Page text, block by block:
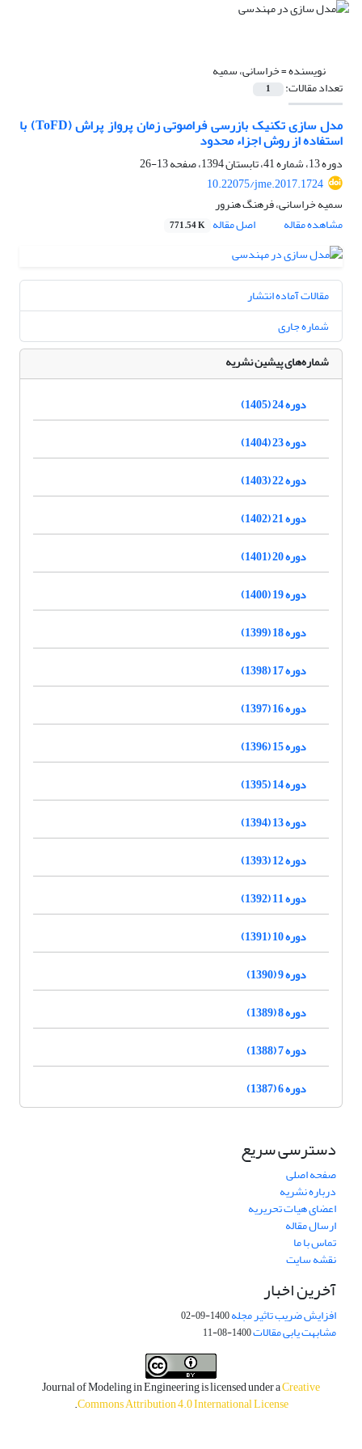
نویسنده =خراسانی، سمیه
تعداد مقالات: 1
مدل سازی تکنیک بازرسی فراصوتی زمان پرواز پراش (ToFD) با
استفاده از روش اجزاء محدود
دوره 13، شماره 41، تابستان 1394، صفحه
13-26
10.22075/jme.2017.1724
سمیه خراسانی، فرهنگ هنرور
مشاهده مقاله
اصل مقاله 771.54 K
مقالات آماده انتشار
شماره جاری
شماره‌های پیشین نشریه
دوره 24 (1405)
دوره 23 (1404)
دوره 22 (1403)
دوره 21 (1402)
دوره 20 (1401)
دوره 19 (1400)
دوره 18 (1399)
دوره 17 (1398)
دوره 16 (1397)
دوره 15 (1396)
دوره 14 (1395)
دوره 13 (1394)
دوره 12 (1393)
دوره 11 (1392)
دوره 10 (1391)
دوره 9 (1390)
دوره 8 (1389)
دوره 7 (1388)
دوره 6 (1387)
دسترسی سریع
صفحه اصلی
درباره نشریه
اعضای هیات تحریریه
ارسال مقاله
تماس با ما
نقشه سایت
آخرین اخبار
افزایش ضریب تاثیر مجله1400-09-02
مشابهت یابی مقالات1400-08-11
Journal of Modeling in Engineering is licensed under aCreative
Commons Attribution 4.0 International License
.